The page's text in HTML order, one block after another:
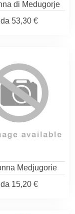
di Medugorje
da 53,30 €
Medjugorie
da 15,20 €